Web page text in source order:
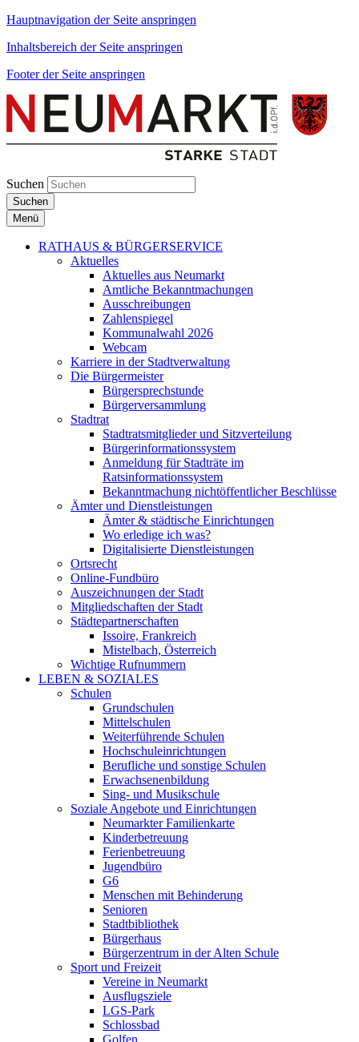
Hauptnavigation der Seite anspringen
Inhaltsbereich der Seite anspringen
Footer der Seite anspringen
Suchen
Suchen
Menü
RATHAUS & BÜRGERSERVICE
Aktuelles
Aktuelles aus Neumarkt
Amtliche Bekanntmachungen
Ausschreibungen
Zahlenspiegel
Kommunalwahl 2026
Webcam
Karriere in der Stadtverwaltung
Die Bürgermeister
Bürgersprechstunde
Bürgerversammlung
Stadtrat
Stadtratsmitglieder und Sitzverteilung
Bürgerinformationssystem
Anmeldung für Stadträte im
Ratsinformationssystem
Bekanntmachung nichtöffentlicher Beschlüsse
Ämter und Dienstleistungen
Ämter & städtische Einrichtungen
Wo erledige ich was?
Digitalisierte Dienstleistungen
Ortsrecht
Online-Fundbüro
Auszeichnungen der Stadt
Mitgliedschaften der Stadt
Städtepartnerschaften
Issoire, Frankreich
Mistelbach, Österreich
Wichtige Rufnummern
LEBEN & SOZIALES
Schulen
Grundschulen
Mittelschulen
Weiterführende Schulen
Hochschuleinrichtungen
Berufliche und sonstige Schulen
Erwachsenenbildung
Sing- und Musikschule
Soziale Angebote und Einrichtungen
Neumarkter Familienkarte
Kinderbetreuung
Ferienbetreuung
Jugendbüro
G6
Menschen mit Behinderung
Senioren
Stadtbibliothek
Bürgerhaus
Bürgerzentrum in der Alten Schule
Sport und Freizeit
Vereine in Neumarkt
Ausflugsziele
LGS-Park
Schlossbad
Golfen